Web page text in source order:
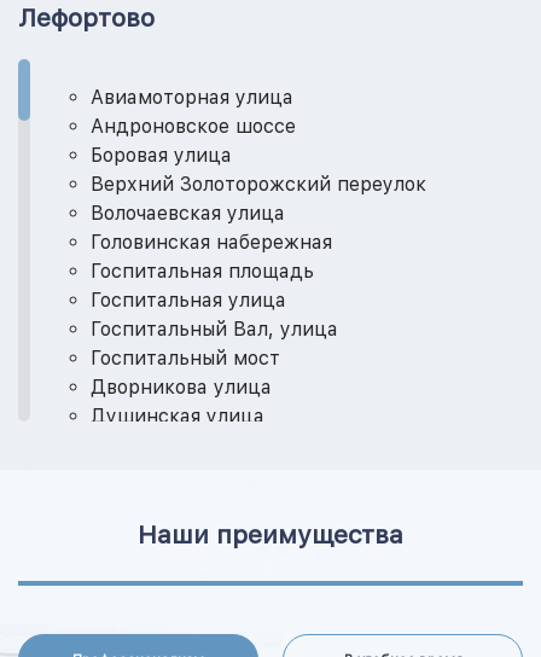
Лефортово
Авиамоторная улица
Андроновское шоссе
Боровая улица
Верхний Золоторожский переулок
Волочаевская улица
Головинская набережная
Госпитальная площадь
Госпитальная улица
Госпитальный Вал, улица
Госпитальный мост
Дворникова улица
Душинская улица
Золоторожский Вал, улица
Ионинская улица
Кабельная 2-я, улица
Наши преимущества